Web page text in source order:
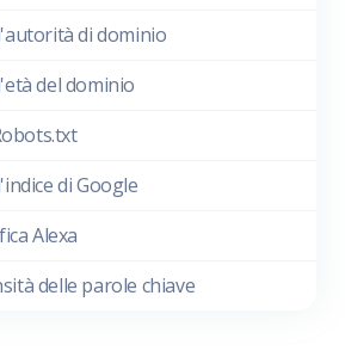
di dominio
del dominio
di Google
Alexa
delle parole chiave